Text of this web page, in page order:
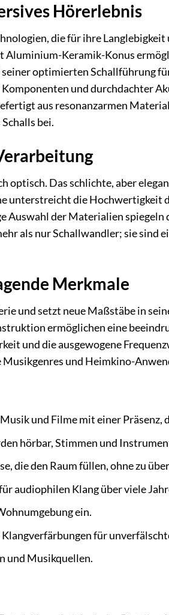
Hörerlebnis
die für ihre
Keramik-Konus
optimierten Schallführung
und durchdachter
aus resonanzarmen
bei.
optisch. Das schlichte, aber
unterstreicht die Hochwertigkeit
der Materialien spiegeln
als nur Schallwandler; sie sind
Merkmale
und setzt neue Maßstäbe in
ermöglichen eine
und die ausgewogene
und Heimkino-
und Filme mit einer Präsenz,
hörbar, Stimmen und
die den Raum füllen, ohne zu
audiophilen Klang über viele
ein.
für
und Musikquellen.